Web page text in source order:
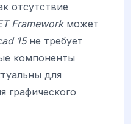
отсутствие
Frameworkможет
15не требует
компоненты
для
графического